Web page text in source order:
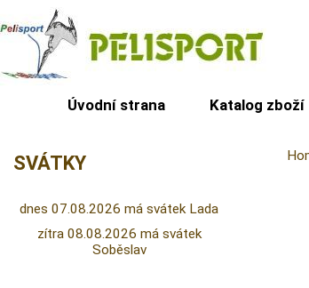
Úvodní strana Katalog zboží
SVÁTKY
dnes 07.08.2026 má svátek Lada
zítra 08.08.2026 má svátek
Soběslav